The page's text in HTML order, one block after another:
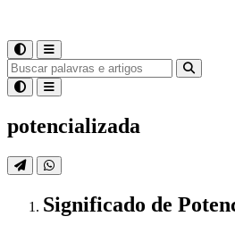
potencializada
Significado de